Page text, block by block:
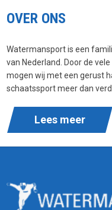
OVER ONS
Watermansport is een
van Nederland. Door de
mogen wij met een gerust
schaatssport meer dan
Lees meer